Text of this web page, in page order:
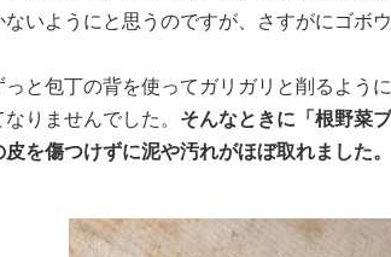
いようにと思うのですが、さすがにゴボ
っと包丁の背を使ってガリガリと削るよう
りませんでした。 そんなときに「根野菜
を傷つけずに泥や汚れがほぼ取れました。